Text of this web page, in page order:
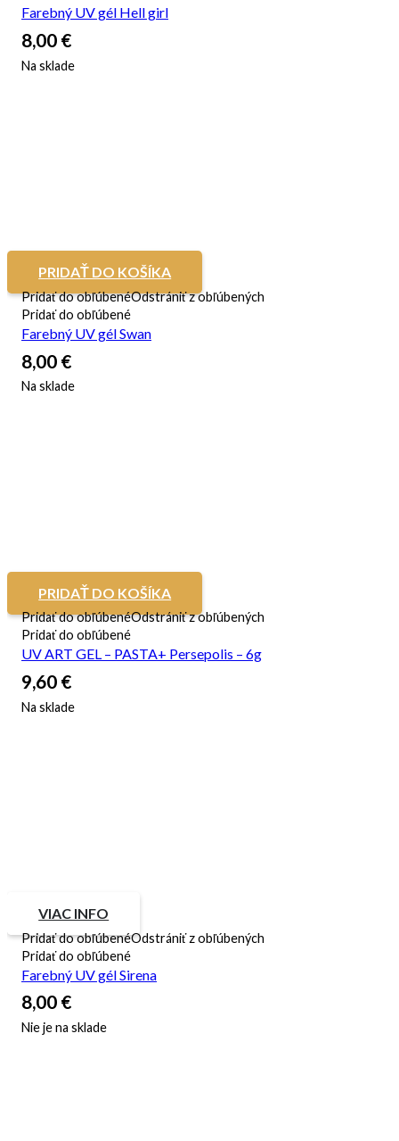
Farebný UV gél Hell girl
8,00 €
Na sklade
PRIDAŤ DO KOŠÍKA
Pridať do obľúbenéOdstrániť z obľúbených
Pridať do obľúbené
Farebný UV gél Swan
8,00 €
Na sklade
PRIDAŤ DO KOŠÍKA
Pridať do obľúbenéOdstrániť z obľúbených
Pridať do obľúbené
UV ART GEL – PASTA+ Persepolis – 6g
9,60 €
Na sklade
VIAC INFO
Pridať do obľúbenéOdstrániť z obľúbených
Pridať do obľúbené
Farebný UV gél Sirena
8,00 €
Nie je na sklade